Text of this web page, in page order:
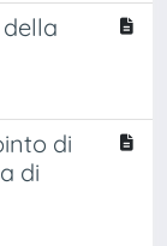
di
di